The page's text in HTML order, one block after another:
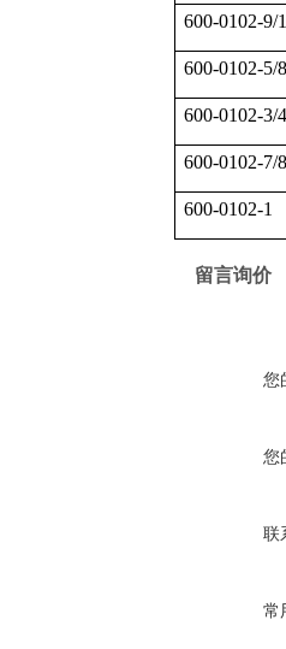
600-0102-9/
600-0102-5/8
600-0102-3/4
600-0102-7/8
600-0102-1
留言询价
您
您
联
常